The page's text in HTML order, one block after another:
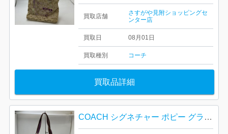
買取店舗
さすがや見附ショッピングセ
ンター店
買取日 08月01日
買取種別 コーチ
買取品詳細
COACH シグネチャー ポピー グラフィティ トートバッグ